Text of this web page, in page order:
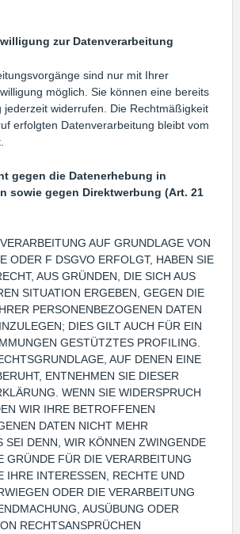
zur Datenverarbeitung
sind nur mit Ihrer
möglich. Sie können eine bereits
jederzeit widerrufen. Die Rechtmäßigkeit
erfolgten Datenverarbeitung bleibt vom
gegen die Datenerhebung in
sowie gegen Direktwerbung (Art. 21
AUF GRUNDLAGE VON
ODER F DSGVO ERFOLGT, HABEN SIE
AUS GRÜNDEN, DIE SICH AUS
SITUATION ERGEBEN, GEGEN DIE
PERSONENBEZOGENEN DATEN
DIES GILT AUCH FÜR EIN
GESTÜTZTES PROFILING.
AUF DENEN EINE
ENTNEHMEN SIE DIESER
WENN SIE WIDERSPRUCH
WIR IHRE BETROFFENEN
DATEN NICHT MEHR
SEI DENN, WIR KÖNNEN ZWINGENDE
GRÜNDE FÜR DIE VERARBEITUNG
IHRE INTERESSEN, RECHTE UND
ODER DIE VERARBEITUNG
AUSÜBUNG ODER
RECHTSANSPRÜCHEN